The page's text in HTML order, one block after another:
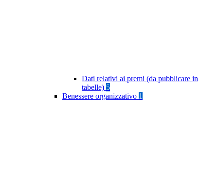
Dati relativi ai premi (da pubblicare in
tabelle) 5
Benessere organizzativo 1